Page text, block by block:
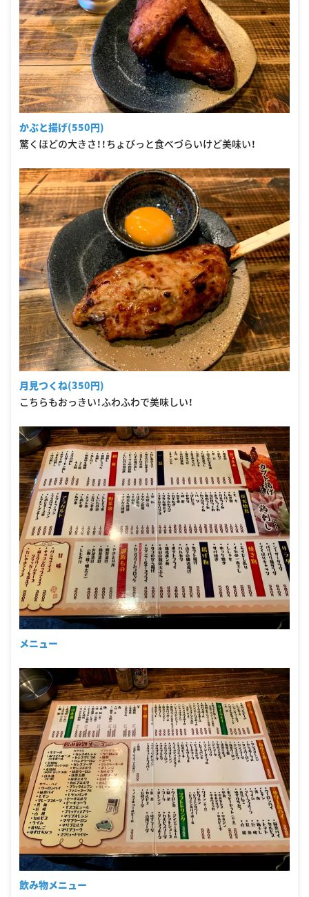
かぶと揚げ(550円)
驚くほどの大きさ！！ちょびっと食べづらいけど美味い！
月見つくね(350円)
こちらもおっきい！ふわふわで美味しい！
メニュー
飲み物メニュー